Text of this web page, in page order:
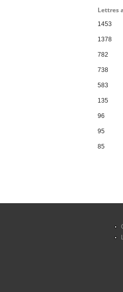
Lettres
1453
1378
782
738
583
135
96
95
85